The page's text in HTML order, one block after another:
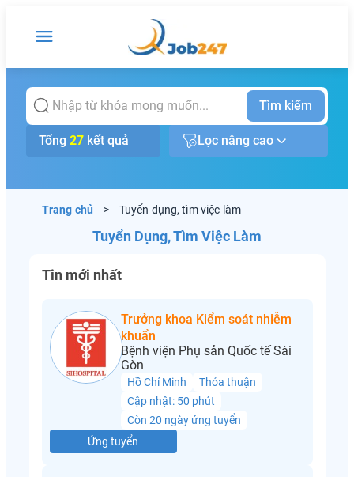
Tìm kiếm
Tổng 27 kết quả Lọc nâng cao
Trang chủ > Tuyển dụng, tìm việc làm
Tuyển Dụng, Tìm Việc Làm
Tin mới nhất
Trưởng khoa Kiểm soát nhiễm
khuẩn
Bệnh viện Phụ sản Quốc tế Sài
Gòn
Hồ Chí Minh
Thỏa thuận
Cập nhật: 50 phút
Còn 20 ngày ứng tuyển
Ứng tuyển